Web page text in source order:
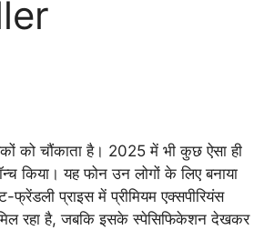
को चौंकाता है। 2025 में भी कुछ ऐसा ही
यह फोन उन लोगों के लिए बनाया
प्राइस में प्रीमियम एक्सपीरियंस
रहा है, जबकि इसके स्पेसिफिकेशन देखकर